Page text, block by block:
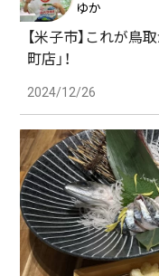
ゆか
【米子市】これが鳥
町店」！
2024/12/26